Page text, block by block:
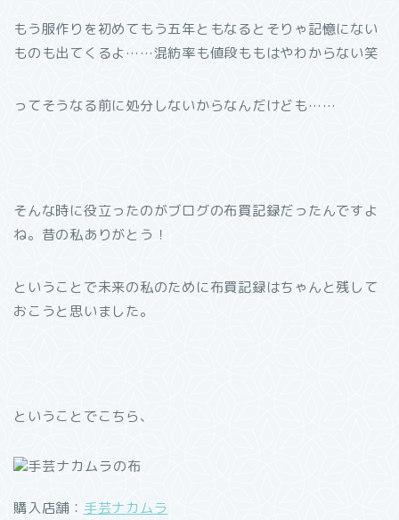
もう服作りを初めてもう五年ともなるとそりゃ記憶にない
ものも出てくるよ……混紡率も値段ももはやわからない笑
ってそうなる前に処分しないからなんだけども……
そんな時に役立ったのがブログの布買記録だったんですよ
ね。昔の私ありがとう！
ということで未来の私のために布買記録はちゃんと残して
おこうと思いました。
ということでこちら、
購入店舗： 手芸ナカムラ